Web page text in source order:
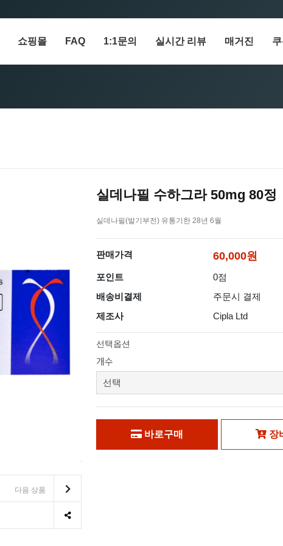
쇼핑몰 FAQ 1:1문의 실시간 리뷰 매거진
다음 상품
실데나필 수하그라 50mg 80정
실데나필(발기부전) 유통기한 28년 6월
판매가격 60,000원
포인트
0점
배송비결제
주문시 결제
제조사
Cipla Ltd
선택옵션
개수
바로구매 장